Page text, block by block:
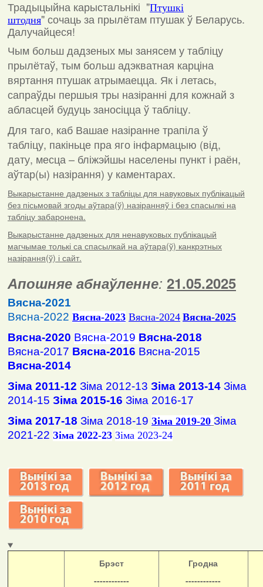
Традыцыйна карыстальнікі "Птушкі
штодня"сочаць за прылётам птушак ў Беларусь.
Далучайцеся!
Чым больш дадзеных мы занясем у табліцу
прылётаў, тым больш адэкватная карціна
вяртання птушак атрымаецца. Як і летась,
сапраўды першыя тры назіранні для кожнай з
абласцей будуць заносіцца ў табліцу.
Для таго, каб Вашае назіранне трапіла ў
табліцу, пакіньце пра яго інфармацыю (від,
дату, месца – бліжэйшы населены пункт і раён,
аўтар(ы) назірання) у каментарах.
Выкарыстанне дадзеных з табліцы для навуковых публікацый
без пісьмовай згоды аўтара(ў) назіранняў і без спасылкі на
табліцу забаронена.
Выкарыстанне дадзеных для ненавуковых публікацый
магчымае толькі са спасылкай на аўтара(ў) канкрэтных
назірання(ў) і сайт.
Апошняе абнаўленне: 21.05.2025
Вясна-2021
Вясна-2022 Вясна-2023 Вясна-2024 Вясна-2025
Вясна-2020 Вясна-2019 Вясна-2018
Вясна-2017 Вясна-2016 Вясна-2015
Вясна-2014
Зіма 2011-12 Зіма 2012-13 Зіма 2013-14 Зіма
2014-15 Зіма 2015-16 Зіма 2016-17
Зіма 2017-18 Зіма 2018-19 Зіма 2019-20 Зіма
2021-22 Зіма 2022-23 Зіма 2023-24
Брэст
------------
Гродна
------------